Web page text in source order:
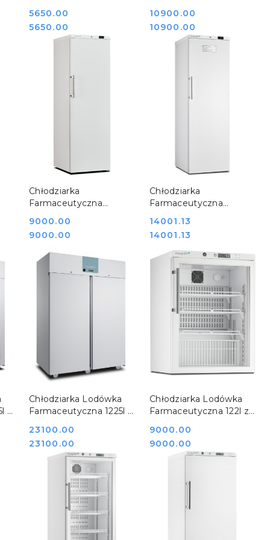
G Medgree
800900_800
Cena:
5650.00
Cena:
5650.00
Temperatury MPRA 450
S Medgree
800904_1000
Cena:
10900.00
Cena:
10900.00
Chłodziarka
Farmaceutyczna
MLRE 450 S Medgree
800904_900
Cena:
9000.00
Cena:
9000.00
DO KOSZYKA
Chłodziarka
Farmaceutyczna
MLRE 450 S ATEX
Medgree 801026_400
Cena:
14001.13
Cena:
14001.13
DO KOSZYKA
z
Chłodziarka Lodówka
Farmaceutyczna 1225l z
Temperatury MLRA
1400 S Medgree
801082
Cena:
23100.00
Cena:
23100.00
DO KOSZYKA
Chłodziarka Lodówka
Farmaceutyczna 122l z
Temperatury MPRA 150
G Medgree
800834_1200
Cena:
9000.00
Cena:
9000.00
DO KOSZYKA